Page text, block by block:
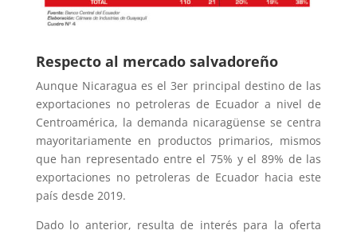
Respecto al mercado salvadoreño
Aunque Nicaragua es el 3er principal destino de las
exportaciones no petroleras de Ecuador a nivel de
Centroamérica, la demanda nicaragüense se centra
mayoritariamente en productos primarios, mismos
que han representado entre el 75% y el 89% de las
exportaciones no petroleras de Ecuador hacia este
país desde 2019.
Dado lo anterior, resulta de interés para la oferta